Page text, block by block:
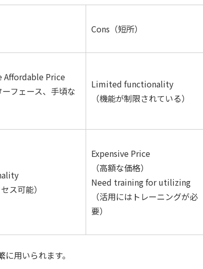
Cons（短所）
Affordable Price
ーフェース、手頃な
Limited functionality
（機能が制限されている）
ス可能）
Expensive Price
（高額な価格）
Need training for utilizing
（活用にはトレーニングが必
要）
用いられます。